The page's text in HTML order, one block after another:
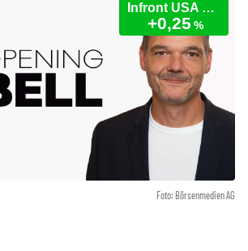
Foto: Börsenmedien AG
Infront USA 30 Industrial
+0,25 %